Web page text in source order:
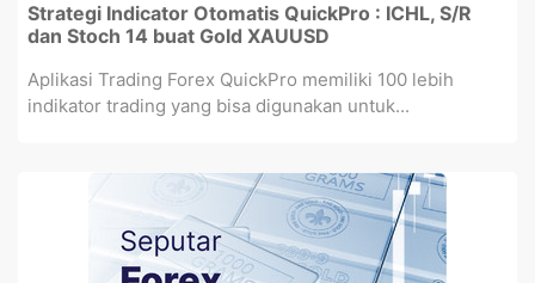
Strategi Indicator Otomatis QuickPro : ICHL, S/R
dan Stoch 14 buat Gold XAUUSD
Aplikasi Trading Forex QuickPro memiliki 100 lebih
indikator trading yang bisa digunakan untuk...